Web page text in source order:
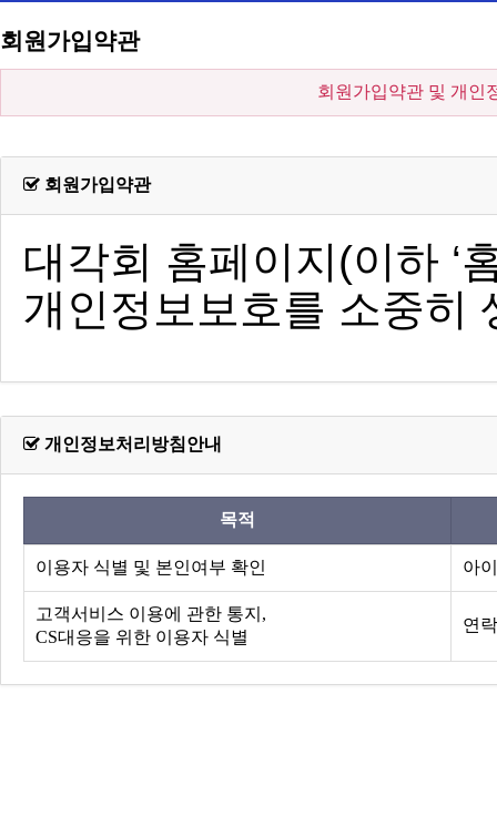
회원가입약관
회원가입약관 및 개인
회원가입약관
개인정보처리방침안내
목적
이용자 식별 및 본인여부 확인 아
고객서비스 이용에 관한 통지,
CS대응을 위한 이용자 식별
연